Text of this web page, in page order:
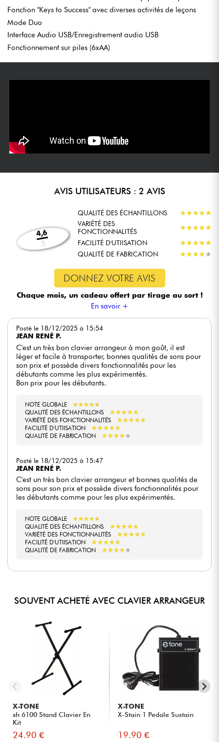
LES AVIS DE NOS EXPERTS
Ses touches sensibles à la vélocité offrent une sensation
authentique de jouer d'un vrai piano, et les nombreuses
voix et styles d'accompagnement rendent l'apprentissage
éducatives et sa qualité sonore exceptionnelle en font un
Fonction "Keys to Success" avec diverses activités de leçons
Mode Duo
Interface Audio USB/Enregistrement audio USB
Fonctionnement sur piles (6xAA)
AVIS UTILISATEURS : 2 AVIS
4,6
5
QUALITÉ DES ÉCHANTILLONS ★★★★★
★★★★★
VARIÉTÉ DES
FONCTIONNALITÉS
★★★★★
★★★★★
FACILITÉ D'UTIISATION
★★★★★
★★★★★
QUALITÉ DE FABRICATION
★★★★★
★★★★★
DONNEZ VOTRE AVIS
Chaque mois, un cadeau offert par tirage au sort !
En savoir +
Posté le 18/12/2025 à 15:54
JEAN RENÉ P.
C'est un très bon clavier arrangeur à mon goût, il est
léger et facile à transporter, bonnes qualités de sons pour
son prix et possède divers fonctionnalités pour les
débutants comme les plus expérimentés.
Bon prix pour les débutants.
NOTE GLOBALE ★★★★★
★★★★★
QUALITÉ DES ÉCHANTILLONS
★★★★★
★★★★★
VARIÉTÉ DES FONCTIONNALITÉS ★★★★★
★★★★★
FACILITÉ D'UTIISATION ★★★★★
★★★★★
QUALITÉ DE FABRICATION ★★★★★
★★★★★
Posté le 18/12/2025 à 15:47
JEAN RENÉ P.
C'est un très bon clavier arrangeur et bonnes qualités de
sons pour son prix et possède divers fonctionnalités pour
les débutants comme pour les plus expérimentés.
NOTE GLOBALE ★★★★★
★★★★★
QUALITÉ DES ÉCHANTILLONS
★★★★★
★★★★★
VARIÉTÉ DES FONCTIONNALITÉS ★★★★★
★★★★★
FACILITÉ D'UTIISATION ★★★★★
★★★★★
QUALITÉ DE FABRICATION ★★★★★
★★★★★
SOUVENT ACHETÉ AVEC CLAVIER ARRANGEUR
X-TONE
xh 6100 Stand Clavier En
Kit
24.90 €
X-TONE
X-Stain 1 Pedale Sustain
19.90 €